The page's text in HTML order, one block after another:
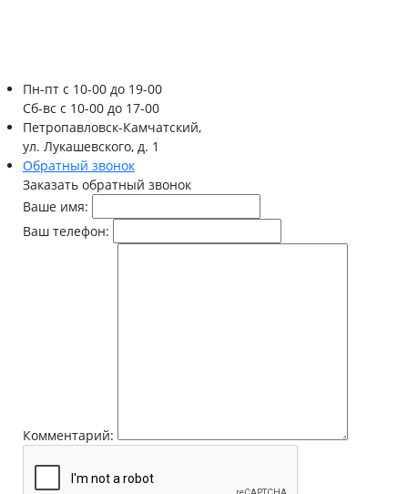
Пн-птс 10-00 до 19-00
Сб-вс с 10-00 до 17-00
Петропавловск-Камчатский,
ул. Лукашевского, д. 1
Обратный звонок
Заказать обратный звонок
Ваше имя:
Ваш телефон:
Комментарий: